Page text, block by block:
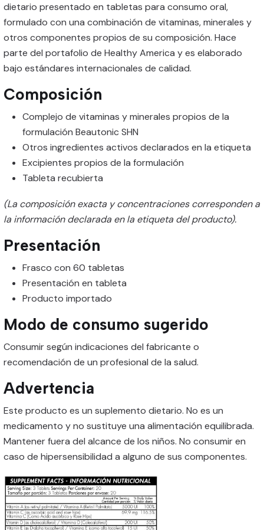
dietario presentado en tabletas para consumo oral,
formulado con una combinación de vitaminas, minerales y
otros componentes propios de su composición. Hace
parte del portafolio de Healthy America y es elaborado
bajo estándares internacionales de calidad.
Composición
Complejo de vitaminas y minerales propios de la
formulación Beautonic SHN
Otros ingredientes activos declarados en la etiqueta
Excipientes propios de la formulación
Tableta recubierta
(La composición exacta y concentraciones corresponden a
la información declarada en la etiqueta del producto).
Presentación
Frasco con 60 tabletas
Presentación en tableta
Producto importado
Modo de consumo sugerido
Consumir según indicaciones del fabricante o
recomendación de un profesional de la salud.
Advertencia
Este producto es un suplemento dietario. No es un
medicamento y no sustituye una alimentación equilibrada.
Mantener fuera del alcance de los niños. No consumir en
caso de hipersensibilidad a alguno de sus componentes.